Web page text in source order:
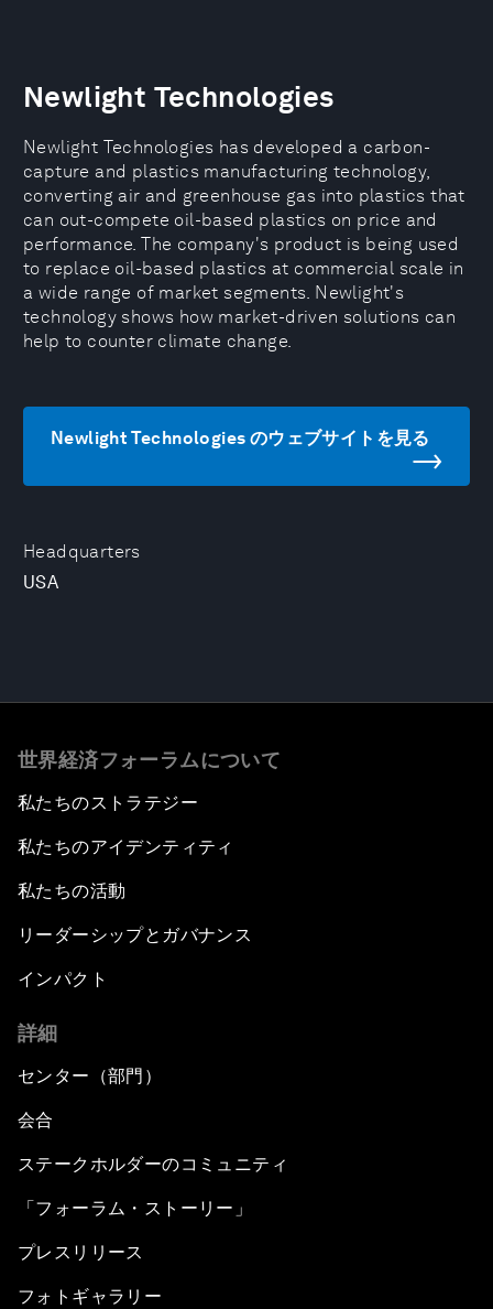
Headquarters
USA
Newlight Technologies
Newlight Technologies has developed a carbon-
capture and plastics manufacturing technology,
converting air and greenhouse gas into plastics that
can out-compete oil-based plastics on price and
performance. The company's product is being used
to replace oil-based plastics at commercial scale in
a wide range of market segments. Newlight's
technology shows how market-driven solutions can
help to counter climate change.
Newlight Technologies のウェブサイトを見る
世界経済フォーラムについて
私たちのストラテジー
私たちのアイデンティティ
私たちの活動
リーダーシップとガバナンス
インパクト
詳細
センター（部門）
会合
ステークホルダーのコミュニティ
「フォーラム・ストーリー」
プレスリリース
フォトギャラリー